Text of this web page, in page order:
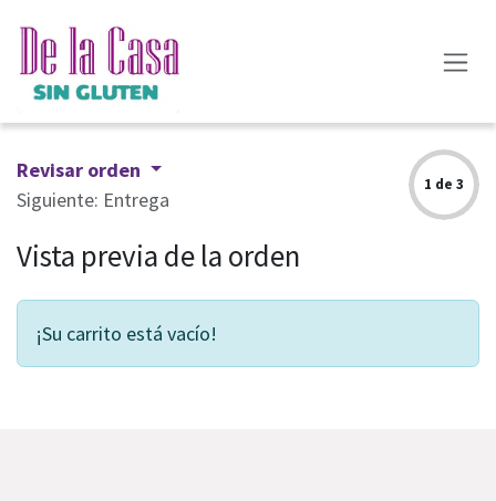
Revisar orden
Siguiente: Entrega
1 de 3
Vista previa de la orden
¡Su carrito está vacío!